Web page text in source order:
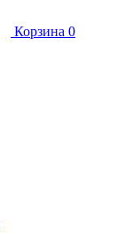
Корзина 0